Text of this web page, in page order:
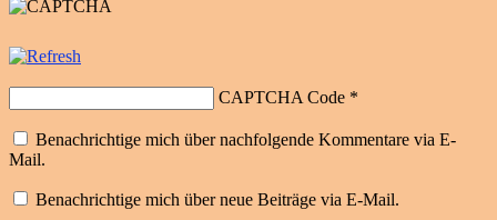
CAPTCHA Code *
Benachrichtige mich über nachfolgende Kommentare via E-
Mail.
Benachrichtige mich über neue Beiträge via E-Mail.